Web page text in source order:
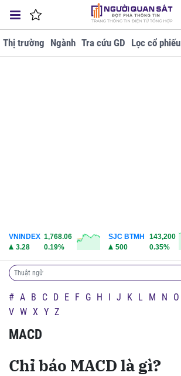
Thị trường Ngành Tra cứu GD Lọc cổ phiếu
VNINDEX 1,768.06
3.28
0.19%
SJC BTMH
143,200
500
0.35%
# A B C D E F G H I J K L M N O
V W X Y Z
MACD
Chỉ báo MACD là gì?